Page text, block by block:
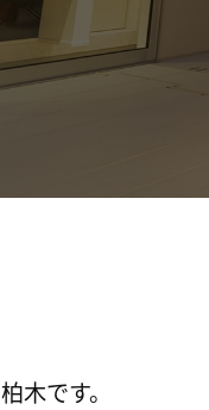
木です。